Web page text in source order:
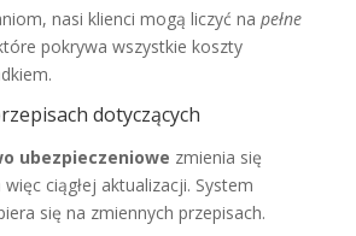
nasi klienci mogą liczyć na pełne
pokrywa wszystkie koszty
dotyczących
ubezpieczeniowe zmienia się
ciągłej aktualizacji. System
się na zmiennych przepisach.